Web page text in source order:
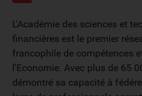
L'Académie des sciences et
financières est le premier
francophile de compétences
l'Economie. Avec plus de 65
démontré sa capacité à